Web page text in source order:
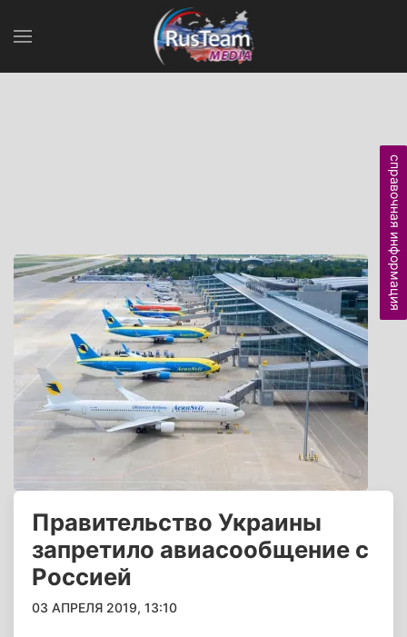
Правительство Украины
запретило авиасообщение с
Россией
03 АПРЕЛЯ 2019, 13:10
справочная информация